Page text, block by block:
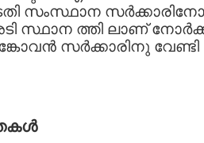
സംസ്ഥാന
അടി സ്ഥാന ത്തി ലാണ്
സര്‍ക്കാരിനു വേണ്ടി